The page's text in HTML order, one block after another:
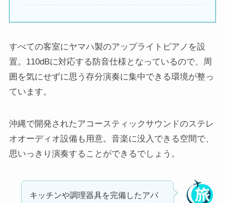
すべての客室にヤマハ製のアップライトピアノを設
置。110dBに対応する防音仕様となっているので、周
囲を気にせずに思う存分演奏に集中できる環境が整っ
ています。
沖縄で開発されたアコースティックサウンドのステレ
オオーディオ設備も用意。音楽に没入できる空間で、
思いっきり演奏することができるでしょう。
キッチンや調理器具を完備したアパ